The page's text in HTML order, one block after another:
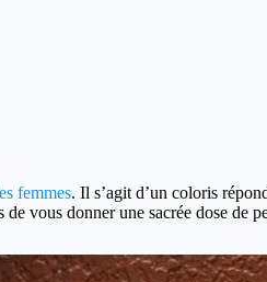
femmes. Il s’agit d’un coloris
vous donner une sacrée dose de